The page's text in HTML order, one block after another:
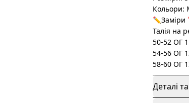
Кольори:
✏️Заміри
Талія на
50-52 ОГ
54-56 ОГ
58-60 ОГ
Деталі